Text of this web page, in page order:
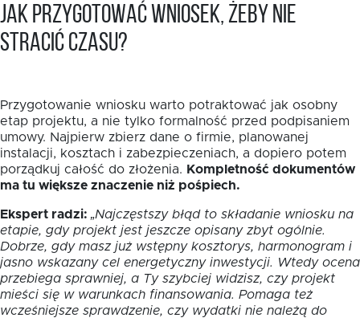
Jak przygotować wniosek, żeby nie
stracić czasu?
Przygotowanie wniosku warto potraktować jak osobny
etap projektu, a nie tylko formalność przed podpisaniem
umowy. Najpierw zbierz dane o firmie, planowanej
instalacji, kosztach i zabezpieczeniach, a dopiero potem
porządkuj całość do złożenia. Kompletność dokumentów
ma tu większe znaczenie niż pośpiech.
Ekspert radzi: „Najczęstszy błąd to składanie wniosku na
etapie, gdy projekt jest jeszcze opisany zbyt ogólnie.
Dobrze, gdy masz już wstępny kosztorys, harmonogram i
jasno wskazany cel energetyczny inwestycji. Wtedy ocena
przebiega sprawniej, a Ty szybciej widzisz, czy projekt
mieści się w warunkach finansowania. Pomaga też
wcześniejsze sprawdzenie, czy wydatki nie należą do